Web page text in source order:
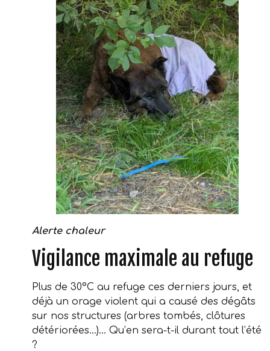
Alerte chaleur
Vigilance maximale au refuge
Plus de 30°C au refuge ces derniers jours, et
déjà un orage violent qui a causé des dégâts
sur nos structures (arbres tombés, clôtures
détériorées…)… Qu’en sera-t-il durant tout l’été
?